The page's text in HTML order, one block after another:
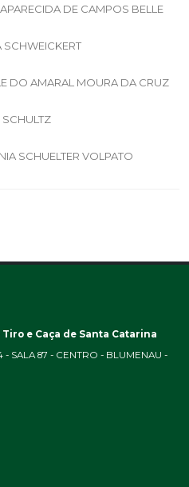
DE CAMPOS BELLE
SCHWEICKERT
DO AMARAL MOURA DA CRUZ
SCHUELTER VOLPATO
e Caça de Santa Catarina
SALA 87 - CENTRO - BLUMENAU -